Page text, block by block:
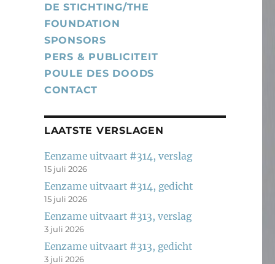
DE STICHTING/THE
FOUNDATION
SPONSORS
PERS & PUBLICITEIT
POULE DES DOODS
CONTACT
LAATSTE VERSLAGEN
Eenzame uitvaart #314, verslag
15 juli 2026
Eenzame uitvaart #314, gedicht
15 juli 2026
Eenzame uitvaart #313, verslag
3 juli 2026
Eenzame uitvaart #313, gedicht
3 juli 2026